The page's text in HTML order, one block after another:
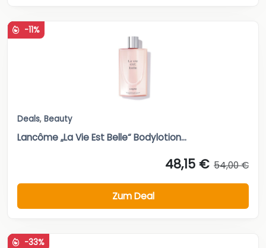
-11%
Deals, Beauty
Lancôme „La Vie Est Belle“ Bodylotion...
48,15 € 54,00 €
Zum Deal
-33%